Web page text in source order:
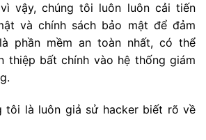
vậy, chúng tôi luôn luôn cải tiến
và chính sách bảo mật để đảm
phần mềm an toàn nhất, có thể
thiệp bất chính vào hệ thống giám
tôi là luôn giả sử hacker biết rõ về